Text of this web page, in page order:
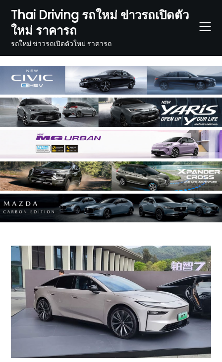
content
Thai Driving รถใหม่ ข่าวรถเปิดตัว
ใหม่ ราคารถ
รถใหม่ ข่าวรถเปิดตัวใหม่ ราคารถ